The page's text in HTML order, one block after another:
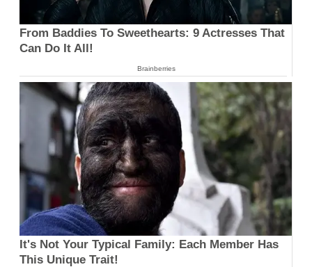
From Baddies To Sweethearts: 9 Actresses That
Can Do It All!
Brainberries
It's Not Your Typical Family: Each Member Has
This Unique Trait!